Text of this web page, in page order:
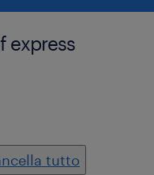
express
tutto